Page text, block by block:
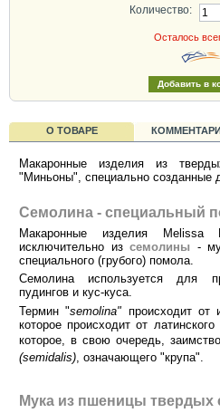
Количество:
Осталось
О ТОВАРЕ
Макаронные изделия из
"Миньоны", специально созданные
Семолина - специальный
Макаронные изделия Melissa
исключительно изсемолины -
специального (грубого) помола.
Семолина используется для
пудингов и кус-куса.
Термин "semolina" происходит от
которое происходит от латинского
которое, в свою очередь,
(semidalis) , означающего "крупа"
Мука из пшеницы твердых